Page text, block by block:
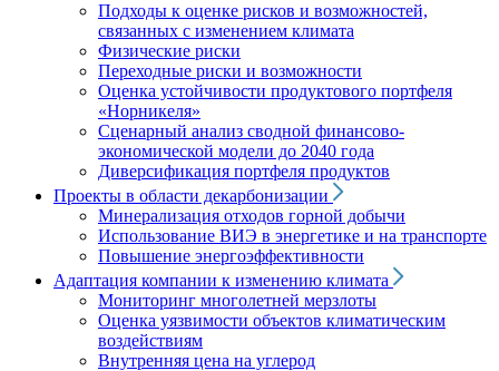
Подходы к оценке рисков и возможностей,
связанных с изменением климата
Физические риски
Переходные риски и возможности
Оценка устойчивости продуктового портфеля
«Норникеля»
Сценарный анализ сводной финансово-
экономической модели до 2040 года
Диверсификация портфеля продуктов
Проекты в области декарбонизации
Минерализация отходов горной добычи
Использование ВИЭ в энергетике и на транспорте
Повышение энергоэффективности
Адаптация компании к изменению климата
Мониторинг многолетней мерзлоты
Оценка уязвимости объектов климатическим
воздействиям
Внутренняя цена на углерод